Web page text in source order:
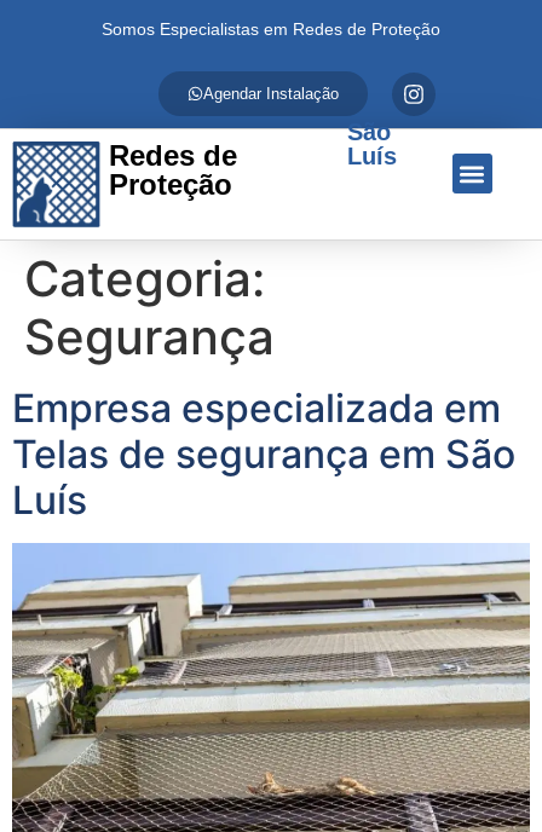
Somos Especialistas em Redes de Proteção
Agendar Instalação
Redes de
Proteção
São
Luís
Categoria:
Segurança
Empresa especializada em
Telas de segurança em São
Luís